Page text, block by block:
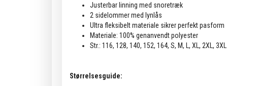
Justerbar linning med snoretræk
2 sidelommer med lynlås
Ultra fleksibelt materiale sikrer perfekt pasform
Materiale: 100% genanvendt polyester
Str.: 116, 128, 140, 152, 164, S, M, L, XL, 2XL, 3XL
Størrelsesguide: